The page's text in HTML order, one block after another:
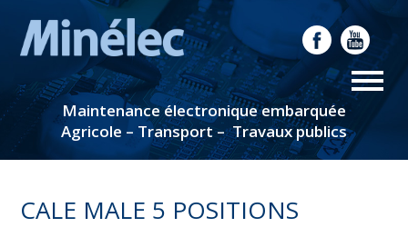
Maintenance électronique embarquée
Agricole – Transport – Travaux publics
CALE MALE 5 POSITIONS